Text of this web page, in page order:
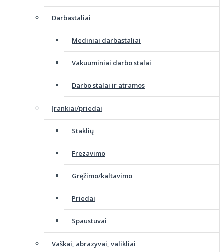
Darbastaliai
Mediniai darbastaliai
Vakuuminiai darbo stalai
Darbo stalai ir atramos
Įrankiai/priedai
Staklių
Frezavimo
Gręžimo/kaltavimo
Priedai
Spaustuvai
Vaškai, abrazyvai, valikliai